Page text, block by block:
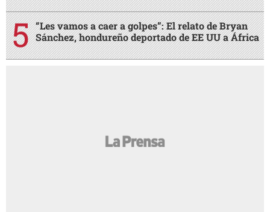
“Les vamos a caer a golpes”: El relato de Bryan
Sánchez, hondureño deportado de EE UU a África